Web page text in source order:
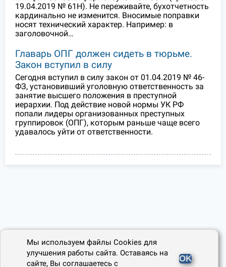
19.04.2019 № 61Н). Не переживайте, бухотчетность
кардинально не изменится. Вносимые поправки
носят технический характер. Например: в
заголовочной…
Главарь ОПГ должен сидеть в тюрьме.
Закон вступил в силу
Сегодня вступил в силу закон от 01.04.2019 № 46-
ФЗ, установивший уголовную ответственность за
занятие высшего положения в преступной
иерархии. Под действие новой нормы УК РФ
попали лидеры организованных преступных
группировок (ОПГ), которым раньше чаще всего
удавалось уйти от ответственности.
Мы используем файлы Cookies для
улучшения работы сайта. Оставаясь на
сайте, Вы соглашаетесь с
OK